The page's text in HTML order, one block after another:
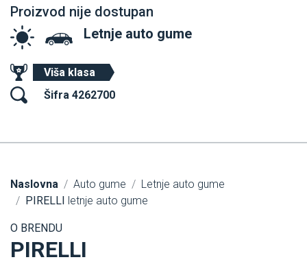
Proizvod nije dostupan
Letnje auto gume
Viša klasa
Šifra 4262700
Naslovna Auto gume
Letnje auto gume
PIRELLI
letnje auto gume
O BRENDU
PIRELLI